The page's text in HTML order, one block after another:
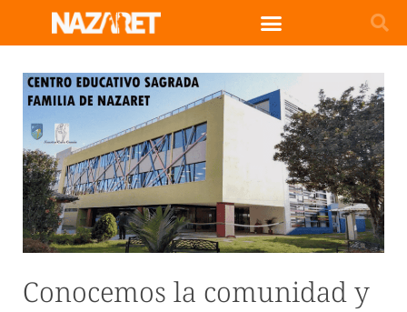
Conocemos la comunidad y